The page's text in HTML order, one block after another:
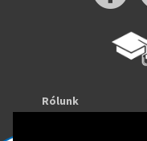
Rólunk